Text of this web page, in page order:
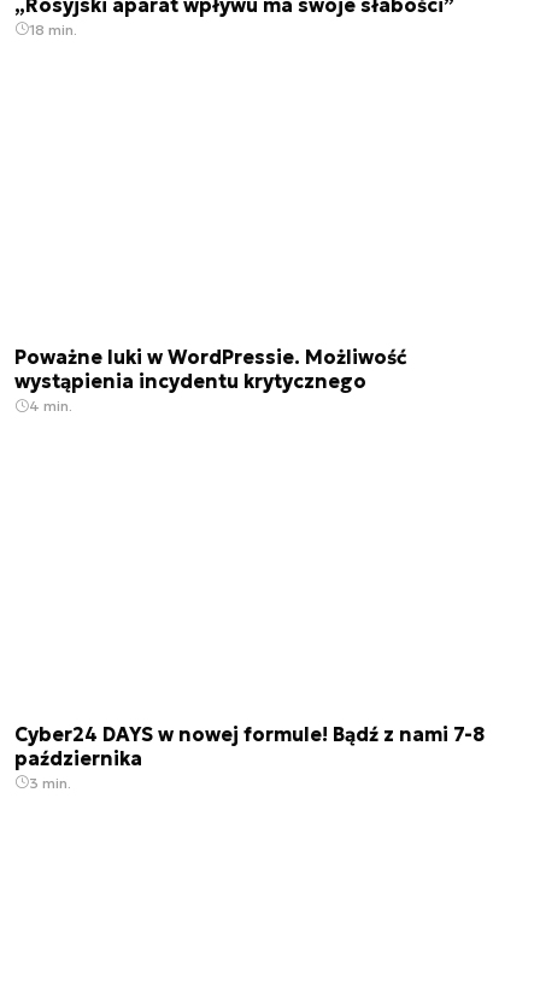
18 min.
Poważne luki w WordPressie. Możliwość
wystąpienia incydentu krytycznego
4 min.
Cyber24 DAYS w nowej formule! Bądź z nami 7-8
października
3 min.